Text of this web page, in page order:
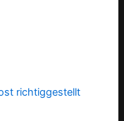
richtiggestellt